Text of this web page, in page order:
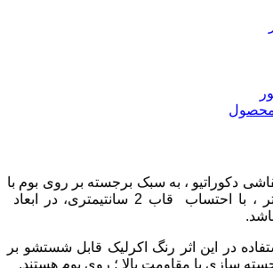
محصول
دکوراتیو ، به سبک برجسته بر روی بوم با
سایز 70×70 سانتیمتر ، با احتساب قاب 2 سانتیمتری، در ابعاد
در این اثر رنگ اکرلیک قابل شستشو بر
سازی با مقاومت بالا ؛ روی بوم هستند.